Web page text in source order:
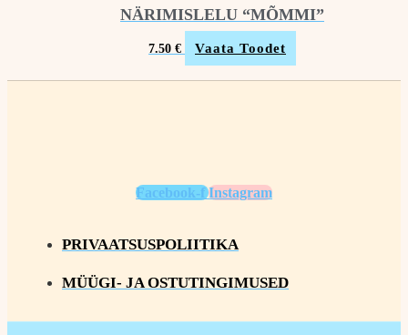
NÄRIMISLELU “MÕMMI”
7.50 € Vaata Toodet
Facebook-f Instagram
PRIVAATSUSPOLIITIKA
MÜÜGI- JA OSTUTINGIMUSED